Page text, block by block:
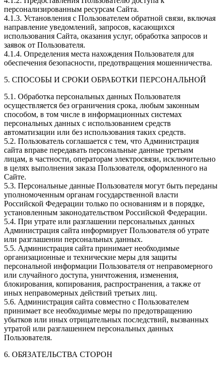
персонализированным ресурсам Сайта.
4.1.3. Установления с Пользователем обратной связи, включая
направление уведомлений, запросов, касающихся
использования Сайта, оказания услуг, обработка запросов и
заявок от Пользователя.
4.1.4. Определения места нахождения Пользователя для
обеспечения безопасности, предотвращения мошенничества.
5. СПОСОБЫ И СРОКИ ОБРАБОТКИ ПЕРСОНАЛЬНОЙ
5.1. Обработка персональных данных Пользователя
осуществляется без ограничения срока, любым законным
способом, в том числе в информационных системах
персональных данных с использованием средств
автоматизации или без использования таких средств.
5.2. Пользователь соглашается с тем, что Администрация
сайта вправе передавать персональные данные третьим
лицам, в частности, операторам электросвязи, исключительно
в целях выполнения заказа Пользователя, оформленного на
Сайте.
5.3. Персональные данные Пользователя могут быть переданы
уполномоченным органам государственной власти
Российской Федерации только по основаниям и в порядке,
установленным законодательством Российской Федерации.
5.4. При утрате или разглашении персональных данных
Администрация сайта информирует Пользователя об утрате
или разглашении персональных данных.
5.5. Администрация сайта принимает необходимые
организационные и технические меры для защиты
персональной информации Пользователя от неправомерного
или случайного доступа, уничтожения, изменения,
блокирования, копирования, распространения, а также от
иных неправомерных действий третьих лиц.
5.6. Администрация сайта совместно с Пользователем
принимает все необходимые меры по предотвращению
убытков или иных отрицательных последствий, вызванных
утратой или разглашением персональных данных
Пользователя.
6. ОБЯЗАТЕЛЬСТВА СТОРОН